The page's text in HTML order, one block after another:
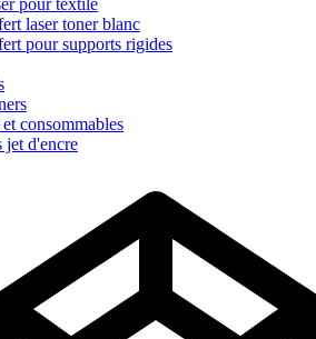
laser toner blanc
pour supports rigides
consommables
jet d'encre